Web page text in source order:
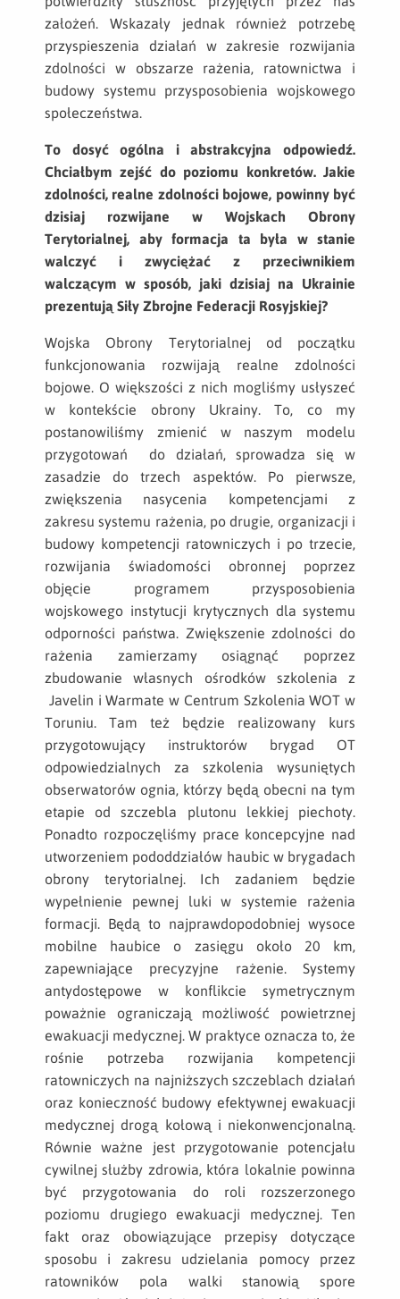
założeń. Wskazały jednak również potrzebę
przyspieszenia działań w zakresie rozwijania
zdolności w obszarze rażenia, ratownictwa i
budowy systemu przysposobienia wojskowego
społeczeństwa.
To dosyć ogólna i abstrakcyjna odpowiedź.
Chciałbym zejść do poziomu konkretów. Jakie
zdolności, realne zdolności bojowe, powinny być
dzisiaj rozwijane w Wojskach Obrony
Terytorialnej, aby formacja ta była w stanie
walczyć i zwyciężać z przeciwnikiem
walczącym w sposób, jaki dzisiaj na Ukrainie
prezentują Siły Zbrojne Federacji Rosyjskiej?
Wojska Obrony Terytorialnej od początku
funkcjonowania rozwijają realne zdolności
bojowe. O większości z nich mogliśmy usłyszeć
w kontekście obrony Ukrainy. To, co my
postanowiliśmy zmienić w naszym modelu
przygotowań do działań, sprowadza się w
zasadzie do trzech aspektów. Po pierwsze,
zwiększenia nasycenia kompetencjami z
zakresu systemu rażenia, po drugie, organizacji i
budowy kompetencji ratowniczych i po trzecie,
rozwijania świadomości obronnej poprzez
objęcie programem przysposobienia
wojskowego instytucji krytycznych dla systemu
odporności państwa. Zwiększenie zdolności do
rażenia zamierzamy osiągnąć poprzez
zbudowanie własnych ośrodków szkolenia z
Javelin i Warmate w Centrum Szkolenia WOT w
Toruniu. Tam też będzie realizowany kurs
przygotowujący instruktorów brygad OT
odpowiedzialnych za szkolenia wysuniętych
obserwatorów ognia, którzy będą obecni na tym
etapie od szczebla plutonu lekkiej piechoty.
Ponadto rozpoczęliśmy prace koncepcyjne nad
utworzeniem pododdziałów haubic w brygadach
obrony terytorialnej. Ich zadaniem będzie
wypełnienie pewnej luki w systemie rażenia
formacji. Będą to najprawdopodobniej wysoce
mobilne haubice o zasięgu około 20 km,
zapewniające precyzyjne rażenie. Systemy
antydostępowe w konflikcie symetrycznym
poważnie ograniczają możliwość powietrznej
ewakuacji medycznej. W praktyce oznacza to, że
rośnie potrzeba rozwijania kompetencji
ratowniczych na najniższych szczeblach działań
oraz konieczność budowy efektywnej ewakuacji
medycznej drogą kołową i niekonwencjonalną.
Równie ważne jest przygotowanie potencjału
cywilnej służby zdrowia, która lokalnie powinna
być przygotowania do roli rozszerzonego
poziomu drugiego ewakuacji medycznej. Ten
fakt oraz obowiązujące przepisy dotyczące
sposobu i zakresu udzielania pomocy przez
ratowników pola walki stanowią spore